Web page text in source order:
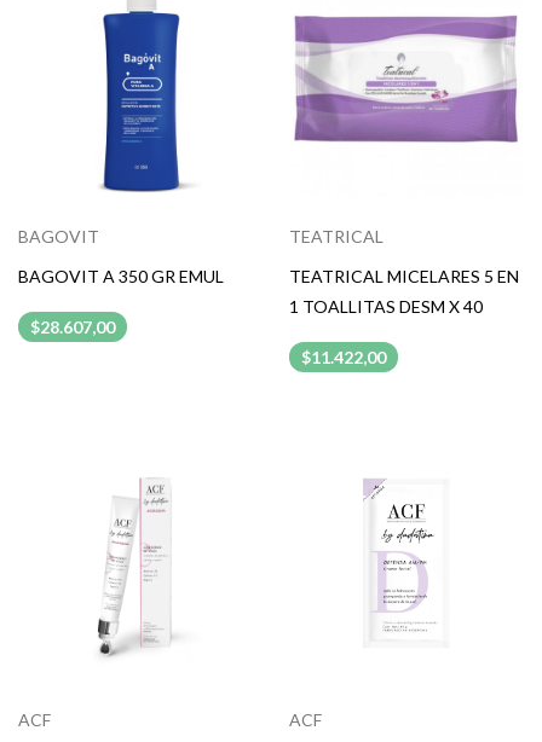
BAGOVIT
BAGOVIT A 350 GR EMUL
$28.607,00
TEATRICAL
TEATRICAL MICELARES 5 EN
1 TOALLITAS DESM X 40
$11.422,00
ACF
ACF